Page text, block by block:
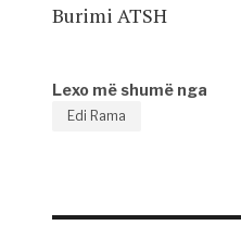
Burimi ATSH
Lexo më shumë nga
Edi Rama